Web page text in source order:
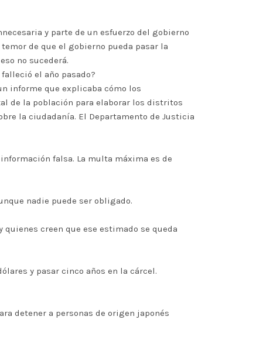
y parte de un esfuerzo del gobierno
de que el gobierno pueda pasar la
no sucederá.
el año pasado?
informe que explicaba cómo los
de la población para elaborar los distritos
la ciudadanía. El Departamento de Justicia
falsa. La multa máxima es de
nadie puede ser obligado.
creen que ese estimado se queda
y pasar cinco años en la cárcel.
detener a personas de origen japonés